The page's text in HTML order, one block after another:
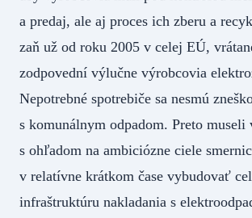
a predaj, ale aj proces ich zberu a
zaň už od roku 2005 v celej EÚ,
zodpovední výlučne výrobcovia
Nepotrebné spotrebiče sa nesmú
s komunálnym odpadom. Preto museli
s ohľadom na ambiciózne ciele
v relatívne krátkom čase vybudovať
infraštruktúru nakladania s